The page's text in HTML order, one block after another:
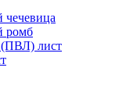
ромб
лист